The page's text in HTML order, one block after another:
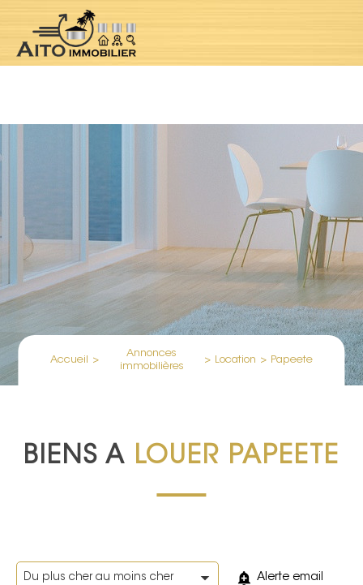
: Undefined index: location in
/var/www/clients/client1/web5/web/controllers/jpropertyContr
oller.phpon line184
Accueil >
Annonces
immobilières
> Location > Papeete
BIENS A LOUER PAPEETE
Alerte email